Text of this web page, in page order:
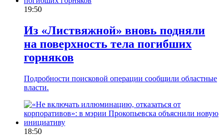
19:50
Из «Листвяжной» вновь подняли
на поверхность тела погибших
горняков
Подробности поисковой операции сообщили областные
власти.
18:50